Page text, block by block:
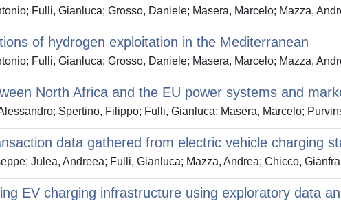
Fulli, Gianluca; Grosso, Daniele; Masera, Marcelo; Mazza,
of hydrogen exploitation in the Mediterranean
Fulli, Gianluca; Grosso, Daniele; Masera, Marcelo; Mazza,
North Africa and the EU power systems and
Spertino, Filippo; Fulli, Gianluca; Masera, Marcelo;
data gathered from electric vehicle charging
Julea, Andreea; Fulli, Gianluca; Mazza, Andrea; Chicco,
EV charging infrastructure using exploratory data